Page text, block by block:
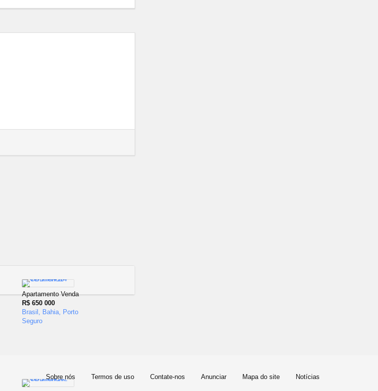
14
Apartamento Venda
R$ 650 000
Brasil, Bahia, Porto
Seguro
25
Sobre nós Termos de uso Contate-nos Anunciar Mapa do site Notícias